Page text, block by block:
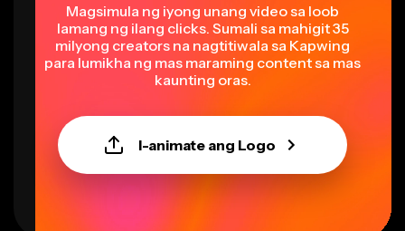
Magsimula ng iyong unang video sa loob
lamang ng ilang clicks. Sumali sa mahigit 35
milyong creators na nagtitiwala sa Kapwing
para lumikha ng mas maraming content sa mas
kaunting oras.
I-animate ang Logo